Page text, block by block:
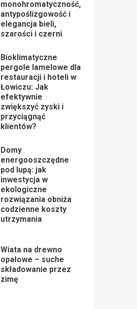
monohromatyczność,
antypoślizgowość i
elegancja bieli,
szarości i czerni
Bioklimatyczne
pergole lamelowe dla
restauracji i hoteli w
Łowiczu: Jak
efektywnie
zwiększyć zyski i
przyciągnąć
klientów?
Domy
energooszczędne
pod lupą: jak
inwestycja w
ekologiczne
rozwiązania obniża
codzienne koszty
utrzymania
Wiata na drewno
opałowe – suche
składowanie przez
zimę